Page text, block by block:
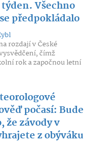
Všechno
předpokládalo
rozdají v České
čímž
rok a započnou letní
počasí: Bude
že závody v
z obýváku